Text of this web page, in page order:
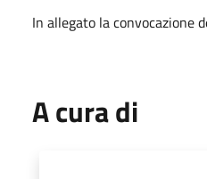
In allegato la convocazione
A cura di